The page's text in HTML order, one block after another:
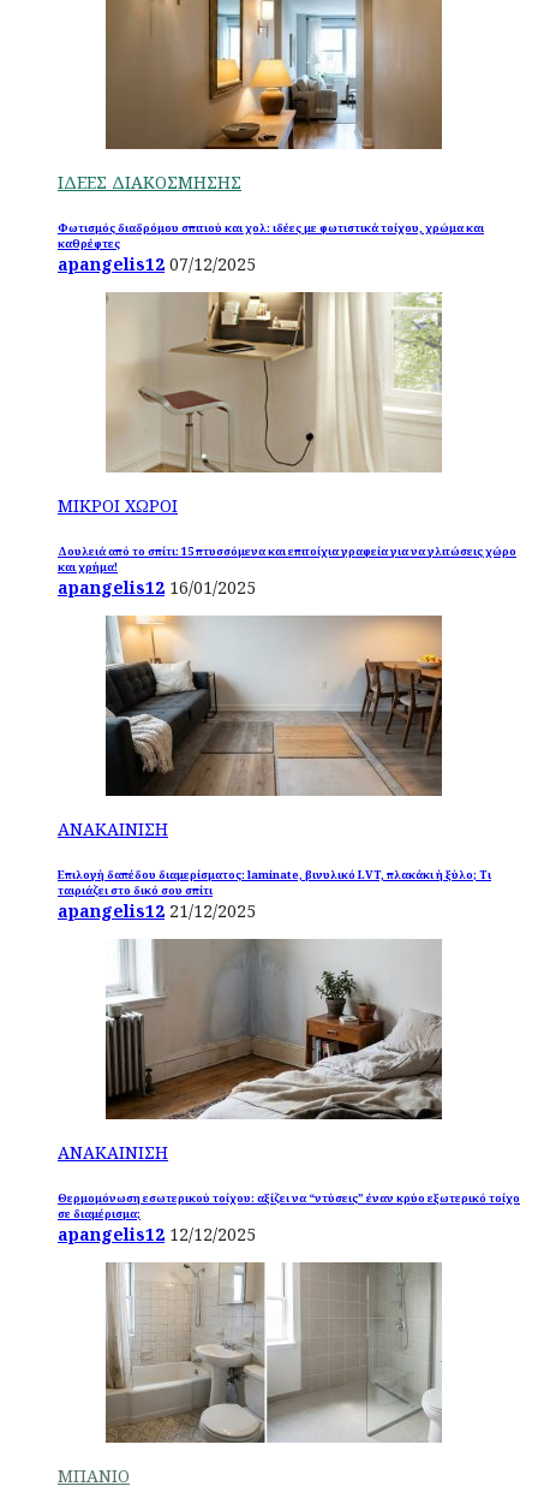
ΙΔΕΕΣ ΔΙΑΚΟΣΜΗΣΗΣ
Φωτισμός διαδρόμου σπιτιού και χολ: ιδέες με φωτιστικά τοίχου, χρώμα και
καθρέφτες
apangelis12 07/12/2025
ΜΙΚΡΟΙ ΧΩΡΟΙ
Δουλειά από το σπίτι: 15 πτυσσόμενα και επιτοίχια γραφεία για να γλιτώσεις χώρο
και χρήμα!
apangelis12 16/01/2025
ΑΝΑΚΑΙΝΙΣΗ
Επιλογή δαπέδου διαμερίσματος: laminate, βινυλικό LVT, πλακάκι ή ξύλο; Τι
ταιριάζει στο δικό σου σπίτι
apangelis12 21/12/2025
ΑΝΑΚΑΙΝΙΣΗ
Θερμομόνωση εσωτερικού τοίχου: αξίζει να “ντύσεις” έναν κρύο εξωτερικό τοίχο
σε διαμέρισμα;
apangelis12 12/12/2025
ΜΠΑΝΙΟ